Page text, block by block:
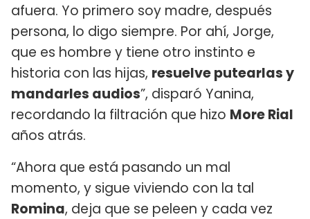
afuera. Yo primero soy madre, después
persona, lo digo siempre. Por ahí, Jorge,
que es hombre y tiene otro instinto e
historia con las hijas, resuelve putearlas y
mandarles audios”, disparó Yanina,
recordando la filtración que hizo More Rial
años atrás.
“Ahora que está pasando un mal
momento, y sigue viviendo con la tal
Romina, deja que se peleen y cada vez